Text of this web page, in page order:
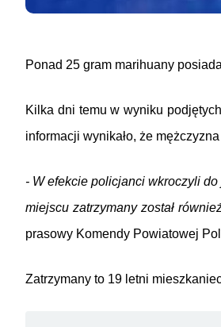
Ponad 25 gram marihuany
Kilka dni temu w wyniku
informacji wynikało, że
- W efekcie policjanci wkroczyli
miejscu zatrzymany został
prasowy Komendy Powiatowej
Zatrzymany to 19 letni